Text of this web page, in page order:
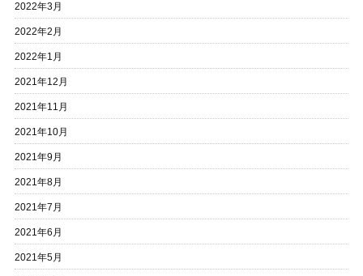
2022年3月
2022年2月
2022年1月
2021年12月
2021年11月
2021年10月
2021年9月
2021年8月
2021年7月
2021年6月
2021年5月